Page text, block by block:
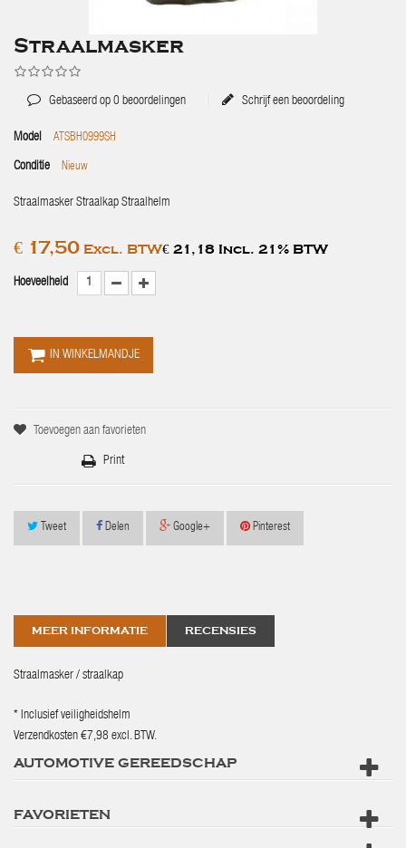
Straalmasker
Gebaseerd op 0 beoordelingen Schrijf een beoordeling
Model ATSBH0999SH
Conditie Nieuw
Straalmasker Straalkap Straalhelm
€ 17,50 Excl. BTW€ 21,18 Incl. 21% BTW
Hoeveelheid
IN WINKELMANDJE
Toevoegen aan favorieten
Print
Tweet Delen Google+ Pinterest
MEER INFORMATIE RECENSIES
Straalmasker / straalkap
* Inclusief veiligheidshelm
Verzendkosten €7,98 excl. BTW.
AUTOMOTIVE GEREEDSCHAP
FAVORIETEN